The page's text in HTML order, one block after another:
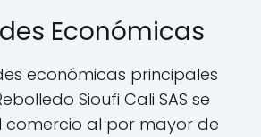
Económicas
económicas principales
Sioufi Cali SAS se
comercio al por mayor de